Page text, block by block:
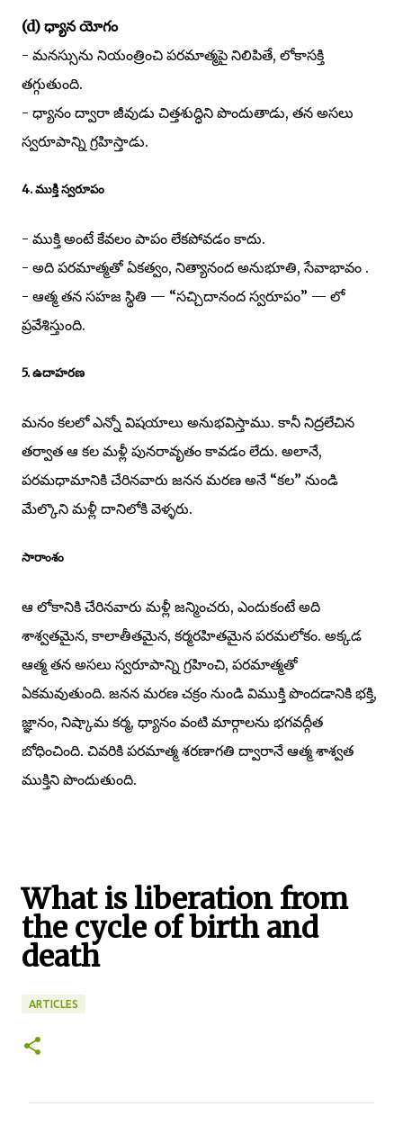
(d) ధ్యాన యోగం
- మనస్సును నియంత్రించి పరమాత్మపై నిలిపితే, లోకాసక్తి
తగ్గుతుంది.
- ధ్యానం ద్వారా జీవుడు చిత్తశుద్ధిని పొందుతాడు, తన అసలు
స్వరూపాన్ని గ్రహిస్తాడు.
4. ముక్తి స్వరూపం
- ముక్తి అంటే కేవలం పాపం లేకపోవడం కాదు.
- అది పరమాత్మతో ఏకత్వం, నిత్యానంద అనుభూతి, సేవాభావం .
- ఆత్మ తన సహజ స్థితి — “సచ్చిదానంద స్వరూపం” — లో
ప్రవేశిస్తుంది.
5. ఉదాహరణ
మనం కలలో ఎన్నో విషయాలు అనుభవిస్తాము. కానీ నిద్రలేచిన
తర్వాత ఆ కల మళ్లీ పునరావృతం కావడం లేదు. అలానే,
పరమధామానికి చేరినవారు జనన మరణ అనే “కల” నుండి
మేల్కొని మళ్లీ దానిలోకి వెళ్ళరు.
సారాంశం
ఆ లోకానికి చేరినవారు మళ్లీ జన్మించరు, ఎందుకంటే అది
శాశ్వతమైన, కాలాతీతమైన, కర్మరహితమైన పరమలోకం. అక్కడ
ఆత్మ తన అసలు స్వరూపాన్ని గ్రహించి, పరమాత్మతో
ఏకమవుతుంది. జనన మరణ చక్రం నుండి విముక్తి పొందడానికి భక్తి,
జ్ఞానం, నిష్కామ కర్మ, ధ్యానం వంటి మార్గాలను భగవద్గీత
బోధించింది. చివరికి పరమాత్మ శరణాగతి ద్వారానే ఆత్మ శాశ్వత
ముక్తిని పొందుతుంది.
What is liberation from
the cycle of birth and
death
ARTICLES